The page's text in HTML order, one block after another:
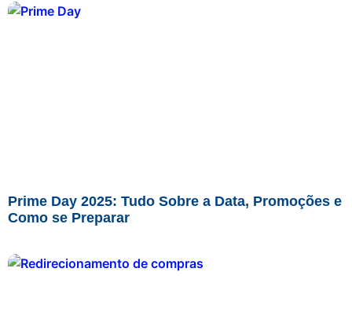
Prime Day 2025: Tudo Sobre a Data, Promoções e
Como se Preparar